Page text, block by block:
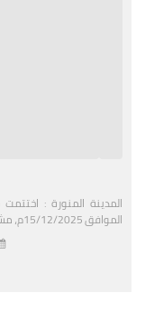
المدينة المنورة :
الموافق 15/12/2025م، مشروعها التوعوي..
01-11-